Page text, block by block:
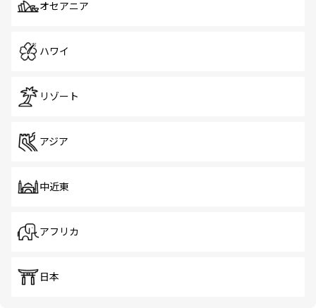
オセアニア
ハワイ
リゾート
アジア
中近東
アフリカ
日本